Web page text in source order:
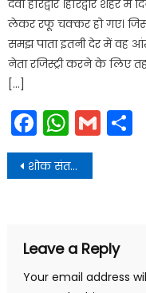
देवा हरिद्वार ।हरिद्वार शहर
लेकर रफू चक्कर हो गए। जिससे
समझ पाता इतनी देर में वह
नेता रजिस्ट्री करने के लिए
[…]
Facebook
Post
navigation
शोक संतप्त परिजनों के प्रति संवेदनाएँ प्रकट करते हुए ईश्वर से दिवंगत आत्मा की शांति की प्रार्थना की
Leave a Reply
Your email address